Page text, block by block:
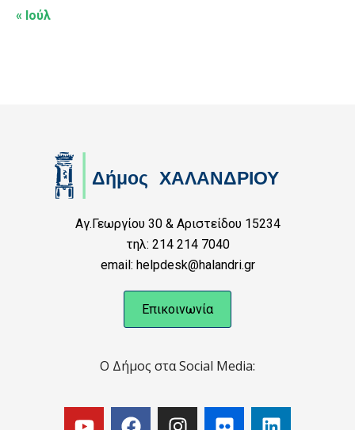
« Ιούλ
Αγ.Γεωργίου 30 & Αριστείδου 15234
τηλ: 214 214 7040
email: helpdesk@halandri.gr
Επικοινωνία
Ο Δήμος στα Social Media: